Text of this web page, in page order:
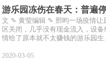
游乐园冻伤在春天：普遍
文 ✎ 黄莹编辑 ✎ 邢昀一场疫情让
区关闭，几乎没有现金流入，设
情给了原本就不太赚钱的游乐园生
2020-03-05